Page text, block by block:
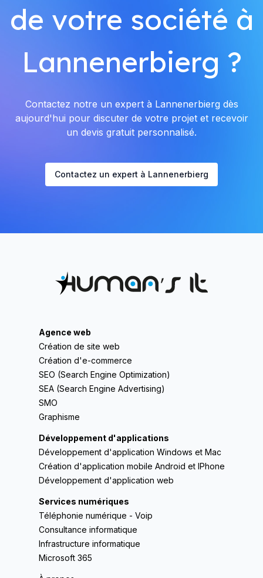
de votre société à
Lannenerbierg ?
Contactez notre un expert à Lannenerbierg dès
aujourd'hui pour discuter de votre projet et recevoir
un devis gratuit personnalisé.
Contactez un expert à Lannenerbierg
Agence web
Création de site web
Création d'e-commerce
SEO (Search Engine Optimization)
SEA (Search Engine Advertising)
SMO
Graphisme
Développement d'applications
Développement d'application Windows et Mac
Création d'application mobile Android et IPhone
Développement d'application web
Services numériques
Téléphonie numérique - Voip
Consultance informatique
Infrastructure informatique
Microsoft 365